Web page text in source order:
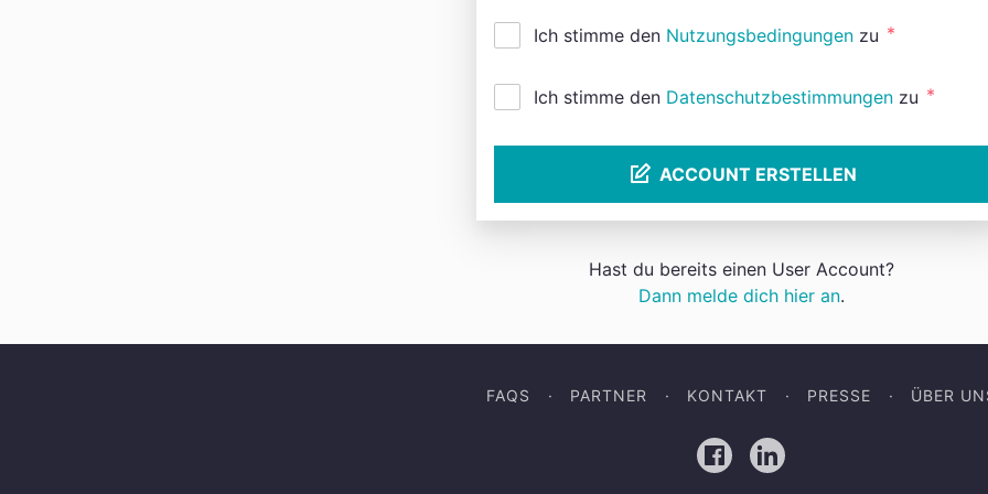
Ich stimme den Nutzungsbedingungen zu *
Ich stimme den Datenschutzbestimmungen zu *
ACCOUNT ERSTELLEN
Hast du bereits einen User Account?
Dann melde dich hier an.
FAQS PARTNER KONTAKT PRESSE ÜBER
FacebookLinkedIn